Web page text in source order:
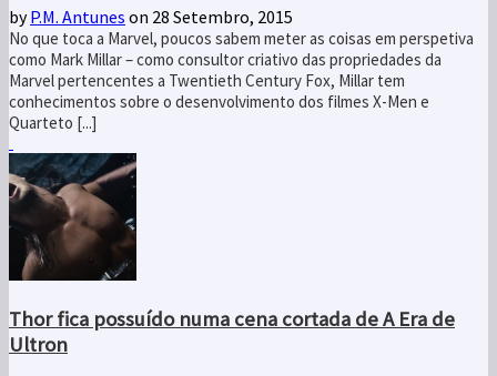
byP.M. Antunes on 28 Setembro, 2015
No que toca a Marvel, poucos sabem meter as coisas em perspetiva
como Mark Millar – como consultor criativo das propriedades da
Marvel pertencentes a Twentieth Century Fox, Millar tem
conhecimentos sobre o desenvolvimento dos filmes X-Men e
Quarteto [...]
Thor fica possuído numa cena cortada de A Era de
Ultron